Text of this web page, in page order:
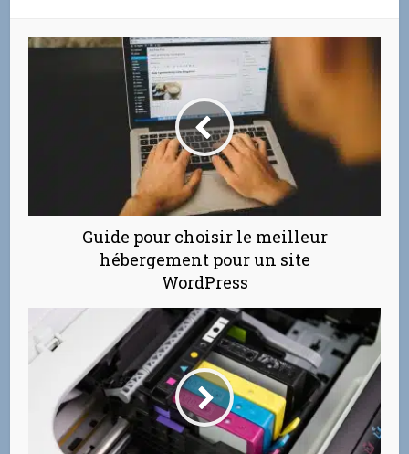
Guide pour choisir le meilleur
hébergement pour un site
WordPress